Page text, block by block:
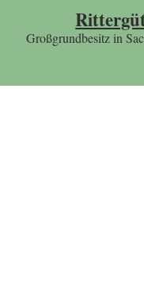
Großgrundbesitz in